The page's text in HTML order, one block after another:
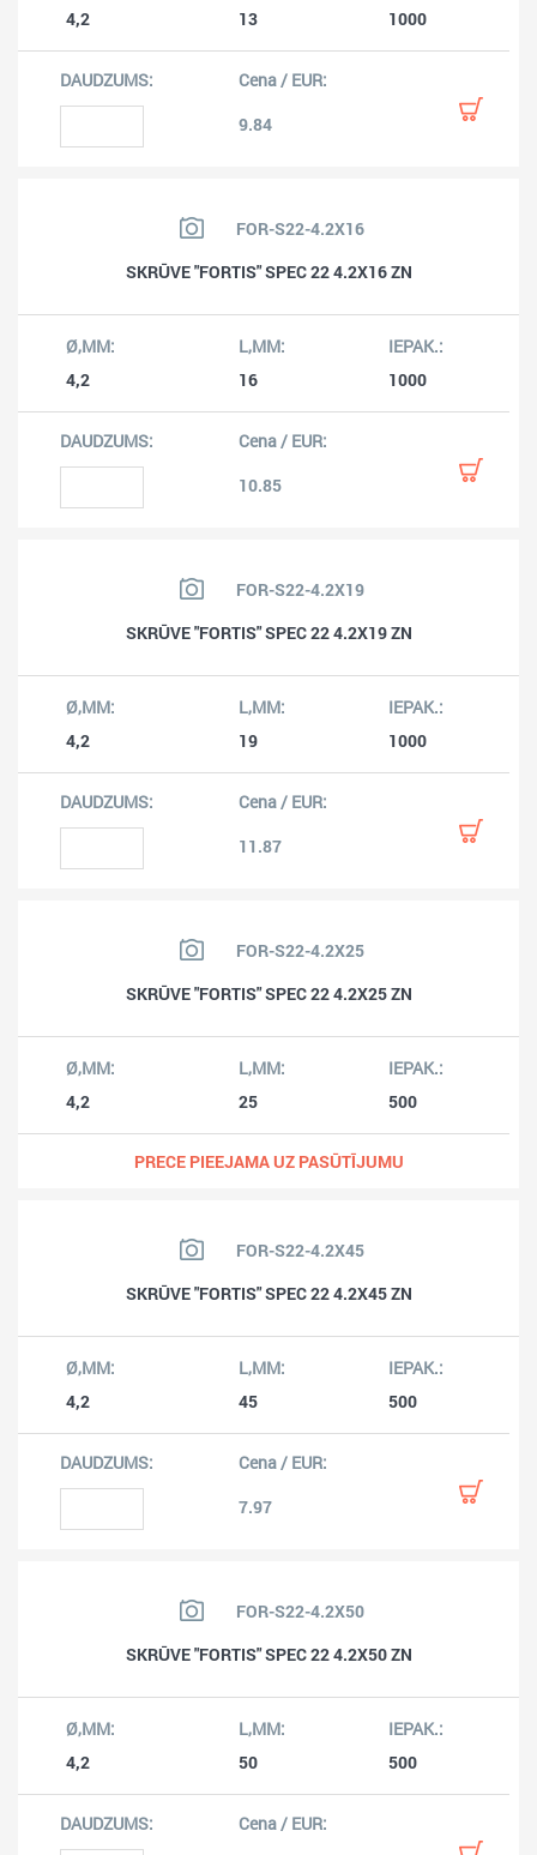
4,2 13 1000
9.84
FOR-S22-4.2X16
SKRŪVE "FORTIS" SPEC 22 4.2X16 ZN
4,2 16 1000
10.85
FOR-S22-4.2X19
SKRŪVE "FORTIS" SPEC 22 4.2X19 ZN
4,2 19 1000
11.87
FOR-S22-4.2X25
SKRŪVE "FORTIS" SPEC 22 4.2X25 ZN
4,2 25 500
PRECE PIEEJAMA UZ PASŪTĪJUMU
FOR-S22-4.2X45
SKRŪVE "FORTIS" SPEC 22 4.2X45 ZN
4,2 45 500
7.97
FOR-S22-4.2X50
SKRŪVE "FORTIS" SPEC 22 4.2X50 ZN
4,2 50 500